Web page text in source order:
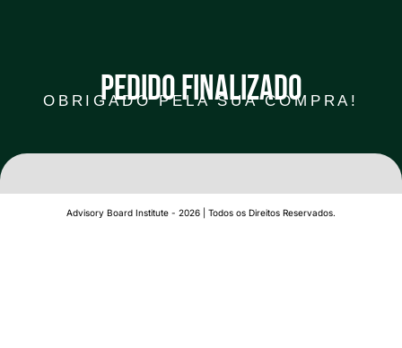
PEDIDO FINALIZADO
OBRIGADO PELA SUA COMPRA!
Advisory Board Institute - 2026 | Todos os Direitos Reservados.